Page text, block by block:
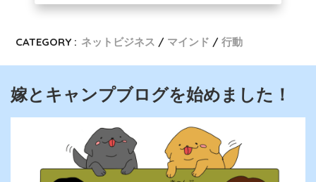
CATEGORY : ネットビジネス マインド 行動
嫁とキャンプブログを始めました！